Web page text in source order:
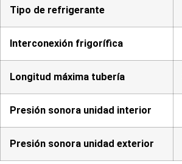
Tipo de refrigerante
Interconexión frigorífica
Longitud máxima tubería
Presión sonora unidad interior
Presión sonora unidad exterior